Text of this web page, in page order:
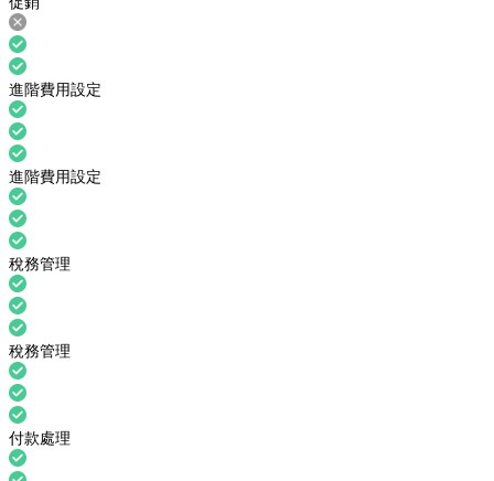
進階費用設定
進階費用設定
稅務管理
稅務管理
付款處理